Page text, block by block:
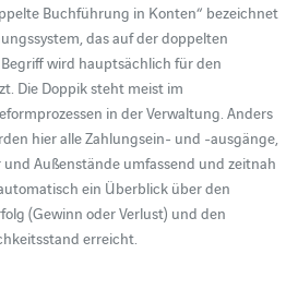
Buchführung in Konten“ bezeichnet
das auf der doppelten
wird hauptsächlich für den
Die Doppik steht meist im
in der Verwaltung. Anders
hier alle Zahlungsein- und -ausgänge,
Außenstände umfassend und zeitnah
ein Überblick über den
(Gewinn oder Verlust) und den
erreicht.